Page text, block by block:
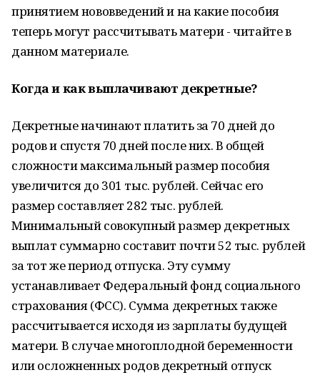
принятием нововведений и на какие пособия
теперь могут рассчитывать матери - читайте в
данном материале.
Когда и как выплачивают декретные?
Декретные начинают платить за 70 дней до
родов и спустя 70 дней после них. В общей
сложности максимальный размер пособия
увеличится до 301 тыс. рублей. Сейчас его
размер составляет 282 тыс. рублей.
Минимальный совокупный размер декретных
выплат суммарно составит почти 52 тыс. рублей
за тот же период отпуска. Эту сумму
устанавливает Федеральный фонд социального
страхования (ФСС). Сумма декретных также
рассчитывается исходя из зарплаты будущей
матери. В случае многоплодной беременности
или осложненных родов декретный отпуск